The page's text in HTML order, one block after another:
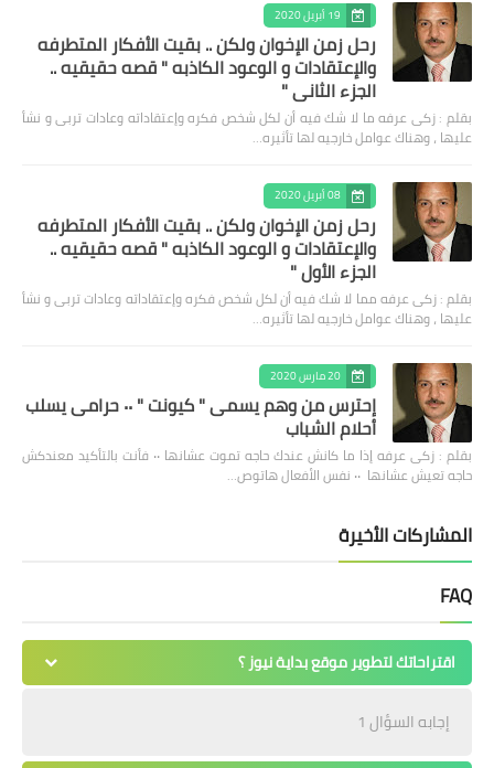
19 أبريل 2020
رحل زمن الإخوان ولكن .. بقيت الأفكار المتطرفه
والإعتقادات و الوعود الكاذبه " قصه حقيقيه ..
الجزء الثاني "
بقلم : زكى عرفه ‎ما لا شك فيه أن لكل شخص فكره وإعتقاداته وعادات تربى و نشأ
عليها ، وهناك عوامل خارجيه لها تأثيره…
08 أبريل 2020
رحل زمن الإخوان ولكن .. بقيت الأفكار المتطرفه
والإعتقادات و الوعود الكاذبه " قصه حقيقيه ..
الجزء الأول "
بقلم : زكى عرفه مما لا شك فيه أن لكل شخص فكره وإعتقاداته وعادات تربى و نشأ
عليها ، وهناك عوامل خارجيه لها تأثيره…
20 مارس 2020
إحترس من وهم يسمى " كيونت " ٠٠ حرامى يسلب
أحلام الشباب
بقلم : زكى عرفه ‎إذا ما كانش عندك حاجه تموت عشانها ٠٠ فأنت بالتأكيد معندكش
حاجه تعيش عشانها ٠٠ نفس الأفعال هاتوص…
المشاركات الأخيرة
FAQ
اقتراحاتك لتطوير موقع بداية نيوز ؟
إجابه السؤال 1